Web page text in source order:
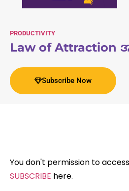
PRODUCTIVITY
Law of Attraction
Subscribe Now
You don't permission to
SUBSCRIBE here.